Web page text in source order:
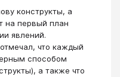
конструкты, а
на первый план
явлений.
что каждый
способом
а также что